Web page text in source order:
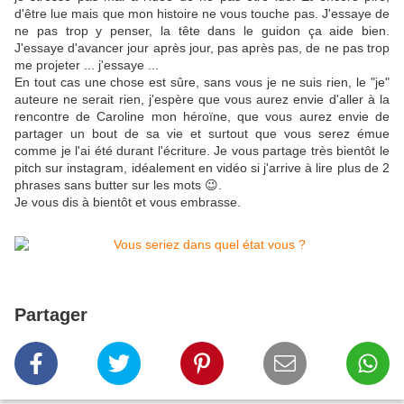
d'être lue mais que mon histoire ne vous touche pas. J'essaye de
ne pas trop y penser, la tête dans le guidon ça aide bien.
J'essaye d'avancer jour après jour, pas après pas, de ne pas trop
me projeter ... j'essaye ...
En tout cas une chose est sûre, sans vous je ne suis rien, le "je"
auteure ne serait rien, j'espère que vous aurez envie d'aller à la
rencontre de Caroline mon héroïne, que vous aurez envie de
partager un bout de sa vie et surtout que vous serez émue
comme je l'ai été durant l'écriture. Je vous partage très bientôt le
pitch sur instagram, idéalement en vidéo si j'arrive à lire plus de 2
phrases sans butter sur les mots 😉.
Je vous dis à bientôt et vous embrasse.
Partager